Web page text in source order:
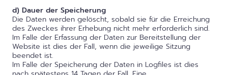
d) Dauer der Speicherung
Die Daten werden gelöscht, sobald sie für die Erreichung
des Zweckes ihrer Erhebung nicht mehr erforderlich sind.
Im Falle der Erfassung der Daten zur Bereitstellung der
Website ist dies der Fall, wenn die jeweilige Sitzung
beendet ist.
Im Falle der Speicherung der Daten in Logfiles ist dies